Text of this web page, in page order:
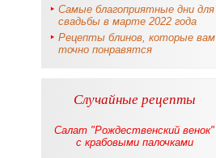
Самые благоприятные дни для
свадьбы в марте 2022 года
Рецепты блинов, которые вам
точно понравятся
Случайные рецепты
Салат "Рождественский венок"
с крабовыми палочками